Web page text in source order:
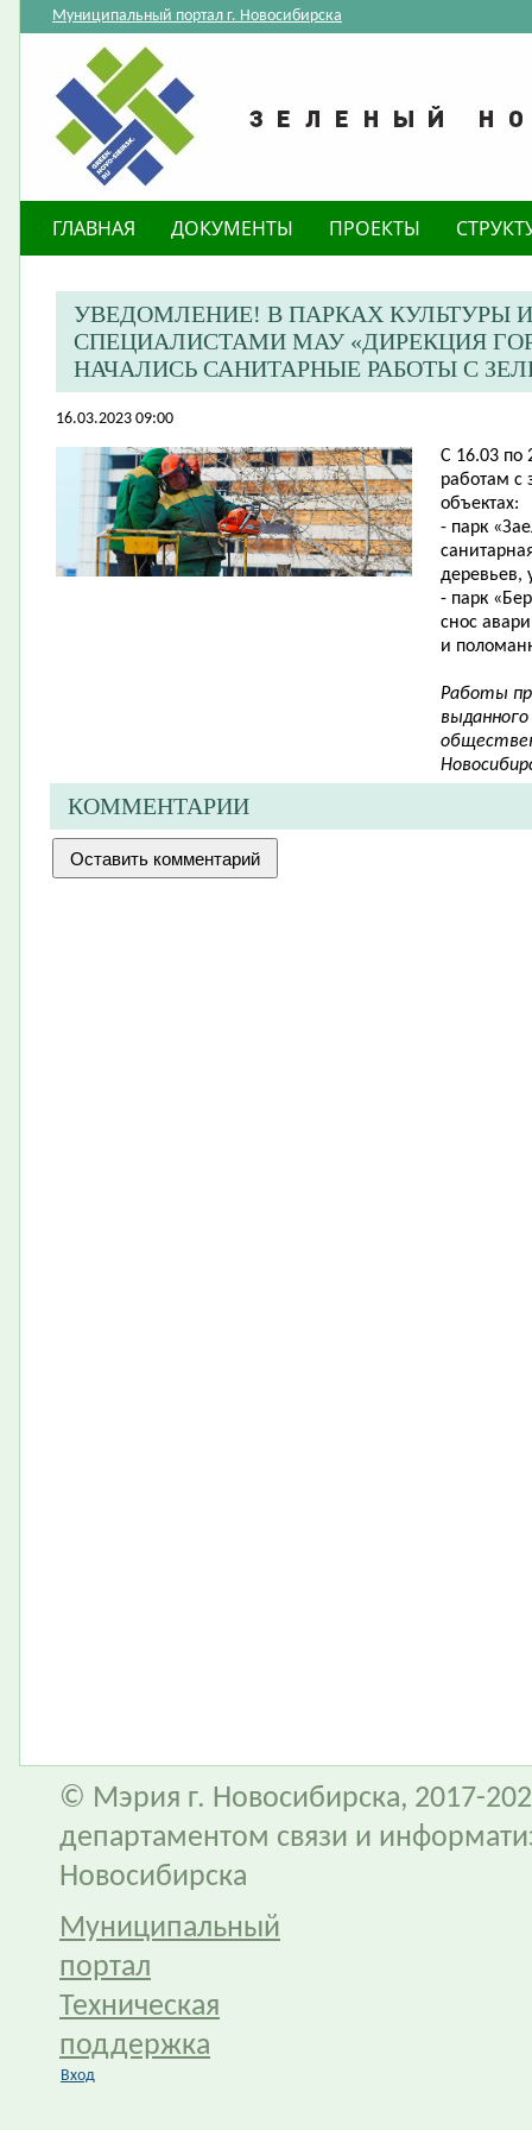
Муниципальный портал г. Новосибирска
ГЛАВНАЯ ДОКУМЕНТЫ ПРОЕКТЫ
​УВЕДОМЛЕНИЕ! В ПАРКАХ КУЛЬТУРЫ
СПЕЦИАЛИСТАМИ МАУ «ДИРЕКЦИЯ
НАЧАЛИСЬ САНИТАРНЫЕ РАБОТЫ С
16.03.2023 09:00
С 16.03 по
работам
объектах:
- парк
деревьев,
- парк
снос
и
Работы
КОММЕНТАРИИ
© Мэрия г. Новосибирска, 2017-
департаментом связи и
Новосибирска
Муниципальный
портал
Техническая
поддержка
Вход